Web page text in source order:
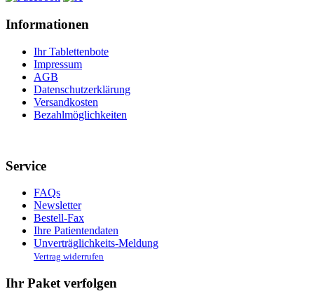
Informationen
Ihr Tablettenbote
Impressum
AGB
Datenschutzerklärung
Versandkosten
Bezahlmöglichkeiten
Service
FAQs
Newsletter
Bestell-Fax
Ihre Patientendaten
Unverträglichkeits-Meldung
Vertrag widerrufen
Ihr Paket verfolgen